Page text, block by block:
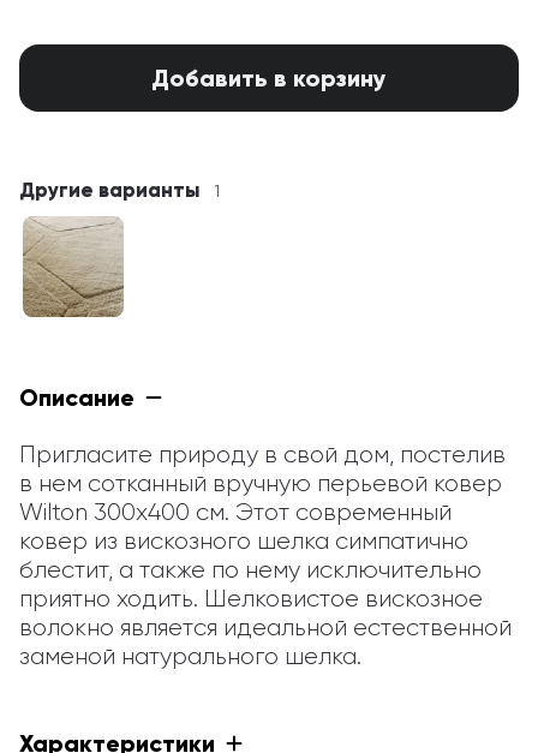
Добавить в корзину
Другие варианты 1
Описание
Пригласите природу в свой дом, постелив
в нем сотканный вручную перьевой ковер
Wilton 300x400 см. Этот современный
ковер из вискозного шелка симпатично
блестит, а также по нему исключительно
приятно ходить. Шелковистое вискозное
волокно является идеальной естественной
заменой натурального шелка.
Характеристики